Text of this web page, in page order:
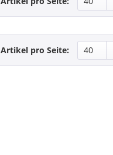
Artikel pro Seite: